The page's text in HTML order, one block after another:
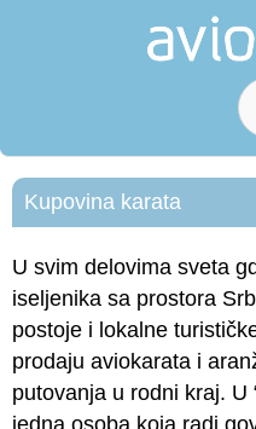
Kupovina karata
U svim delovima sveta
iseljenika sa prostora
postoje i lokalne
prodaju aviokarata i
putovanja u rodni kraj. U
jedna osoba koja radi